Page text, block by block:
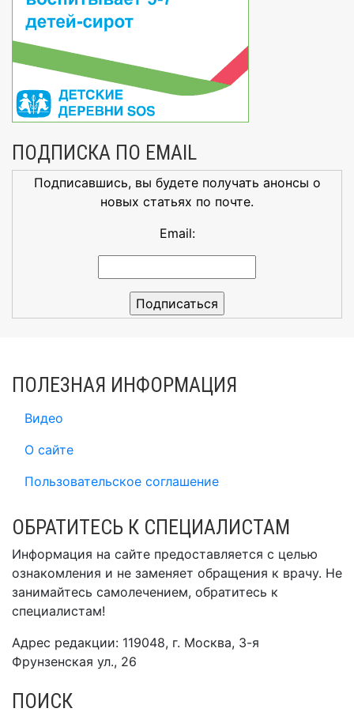
ПОДПИСКА ПО EMAIL
Подписавшись, вы будете получать анонсы о
новых статьях по почте.
Email:
ПОЛЕЗНАЯ ИНФОРМАЦИЯ
Видео
О сайте
Пользовательское соглашение
ОБРАТИТЕСЬ К СПЕЦИАЛИСТАМ
Информация на сайте предоставляется с целью
ознакомления и не заменяет обращения к врачу. Не
занимайтесь самолечением, обратитесь к
специалистам!
Адрес редакции: 119048, г. Москва, 3-я
Фрунзенская ул., 26
ПОИСК